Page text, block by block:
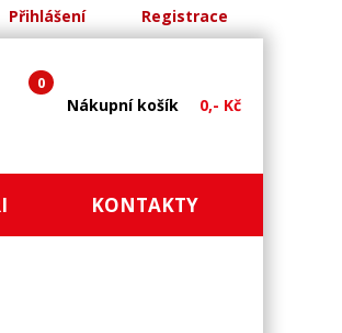
Přihlášení Registrace
Nákupní košík 0,- Kč
0
KONTAKTY